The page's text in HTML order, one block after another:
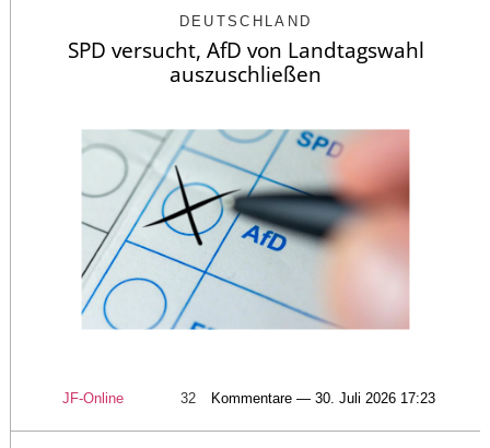
DEUTSCHLAND
SPD versucht, AfD von Landtagswahl
auszuschließen
JF-Online 32 Kommentare — 30. Juli 2026 17:23